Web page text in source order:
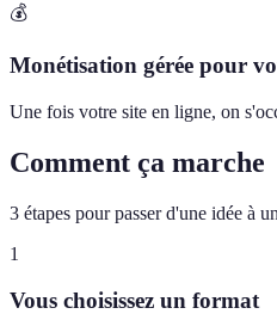
💰
Monétisation gérée pour
Une fois votre site en ligne, on
Comment ça marche
3 étapes pour passer d'une idée à
1
Vous choisissez un format